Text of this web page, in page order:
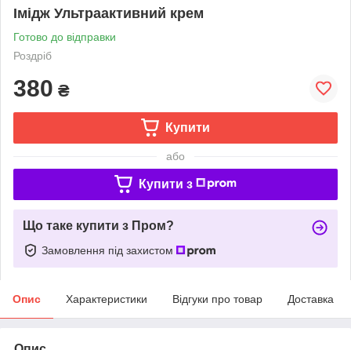
Імідж Ультраактивний крем
Готово до відправки
Роздріб
380 ₴
Купити
або
Купити з
Що таке купити з Пром?
Замовлення під захистом
Опис Характеристики Відгуки про товар Доставка